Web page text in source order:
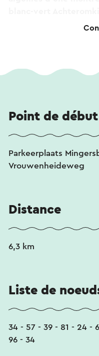
blanc-vert
un œil sur les
de traduction en ligne.
Point de
Parkeerplaats
Vrouwenheideweg
Distance
6,3 km
Liste de
34 - 57 - 39 - 81 - 24 -
96 - 34